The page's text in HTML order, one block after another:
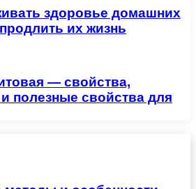
здоровье домашних
их жизнь
— свойства,
полезные свойства для